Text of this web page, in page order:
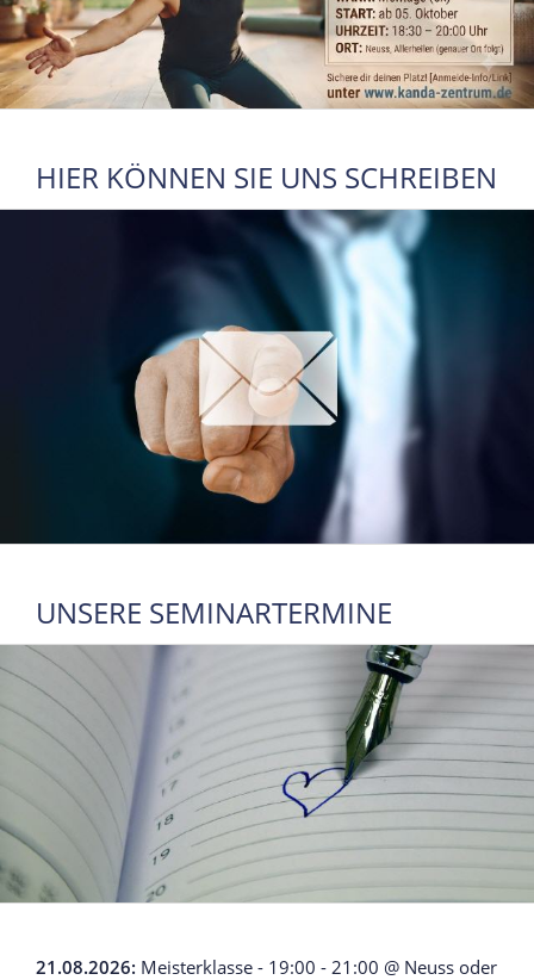
HIER KÖNNEN SIE UNS SCHREIBEN
UNSERE SEMINARTERMINE
21.08.2026: Meisterklasse - 19:00 - 21:00 @ Neuss oder